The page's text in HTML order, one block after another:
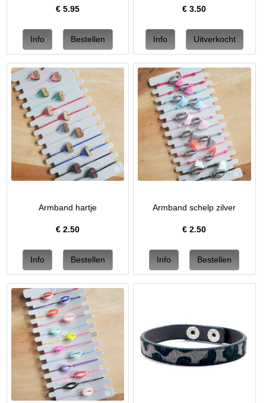
€ 5.95 €3.50
Armband hartje
€ 2.50
Armband schelp zilver
€2.50